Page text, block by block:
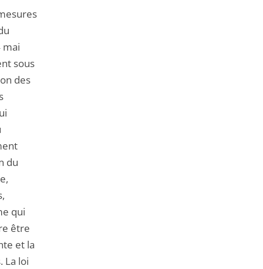
mai
sous
des
du
qui
être
et la
La loi